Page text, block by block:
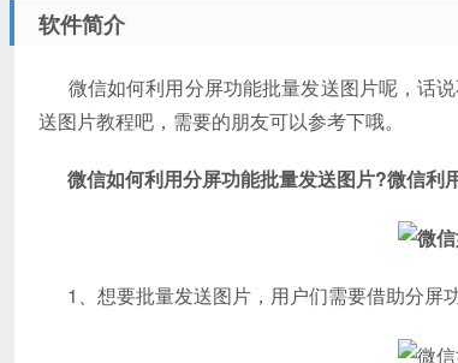
软件简介
微信如何利用分屏功能批量发送图片呢，话
送图片教程吧，需要的朋友可以参考下哦。
微信如何利用分屏功能批量发送图片?微信利
1、想要批量发送图片，用户们需要借助分屏